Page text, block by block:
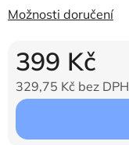
Možnosti doručení
399 Kč
329,75 Kč bez DPH
Měrná cena: